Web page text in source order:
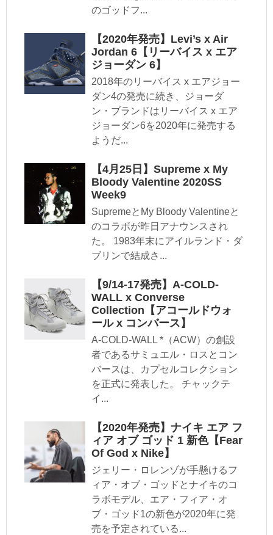
のゴッドフ...
【2020年発売】Levi’s x Air
Jordan 6【リーバイス x エア
ジョーダン 6】
2018年のリーバイス x エアジョー
ダン4の発売に続き、ジョーダ
ン・ブランドはリーバイス x エア
ジョーダン6を2020年に発売する
ようだ...
【4月25日】Supreme x My
Bloody Valentine 2020SS
Week9
SupremeとMy Bloody Valentineと
のコラボが昨日アナウンスされ
た。 1983年末にアイルランド・ダ
ブリンで結成さ...
【9/14-17発売】A-COLD-
WALL x Converse
Collection【アコールドウォ
ール x コンバース】
A-COLD-WALL *（ACW）の創設
者であるサミュエル・ロスとコン
バースは、カプセルコレクション
を正式に発表した。 チャックテ
イ...
【2020年発売】ナイキ エア フ
ィア オブ ゴッド 1 新色【Fear
Of God x Nike】
ジェリー・ロレンゾが手懸けるフ
ィア・オブ・ゴッドとナイキのコ
ラボモデル、エア・フィア・オ
ブ・ゴッド1の新色が2020年に発
売を予定されている...